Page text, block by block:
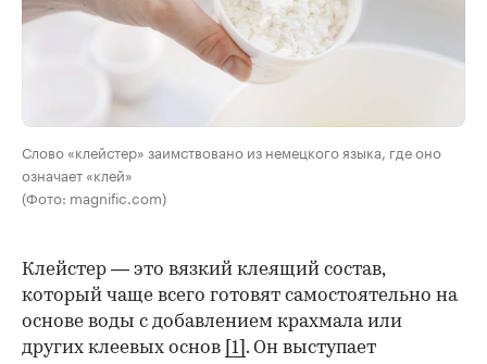
Слово «клейстер» заимствовано из немецкого языка, где оно
означает «клей»
(Фото: magnific.com)
Клейстер — это вязкий клеящий состав,
который чаще всего готовят самостоятельно на
основе воды с добавлением крахмала или
других клеевых основ [1] . Он выступает